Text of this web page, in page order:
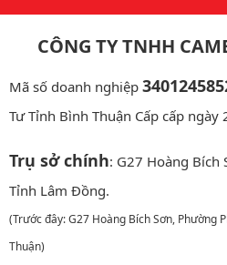
CÔNG TY TNHH
Mã số doanh nghiệp
Tư Tỉnh Bình Thuận Cấp cấp
Trụ sở chính: G27 Hoàng Bích
Tỉnh Lâm Đồng.
(Trước đây: G27 Hoàng Bích Sơn, Phường
Thuận)